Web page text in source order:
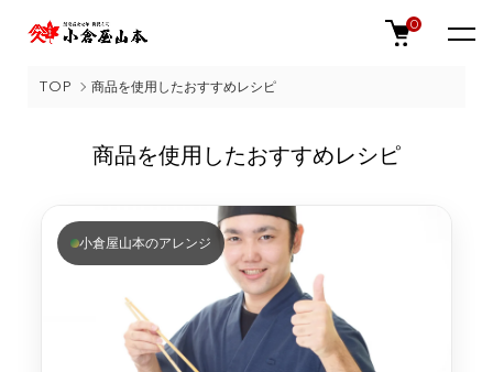
0
TOP 商品を使用したおすすめレシピ
商品を使用したおすすめレシピ
小倉屋山本のアレンジ